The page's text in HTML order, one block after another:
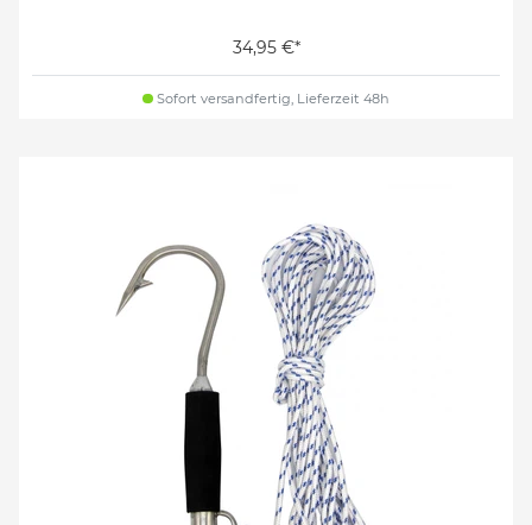
34,95 €*
Sofort versandfertig, Lieferzeit 48h